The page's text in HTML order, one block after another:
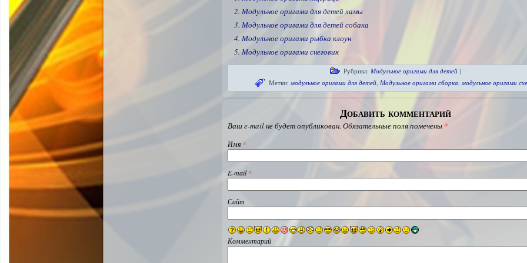
Модульное оригами для детей ламы
Модульное оригами для детей собака
Модульное оригами рыбка клоун
Модульное оригами снеговик
Рубрика: Модульное оригами для детей |
Метки: модульное оригами для детей, Модульное оригами сборка,модульное оригами
Добавить комментарий
Ваш e-mail не будет опубликован. Обязательные поля помечены *
Имя *
E-mail*
Сайт
Комментарий